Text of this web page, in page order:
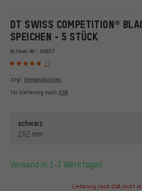
DT SWISS COMPETITION®
SPEICHEN - 5 STÜCK
Artikel-Nr.: 45837
17
zzgl. Versandkosten
für Lieferung nach USA
schwarz
252 mm
Versand in 1-3 Werktagen
Lieferung nach USA nicht